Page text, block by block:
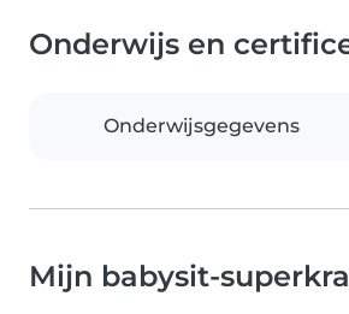
Onderwijs en
Onderwijsgegevens
Mijn babysit-